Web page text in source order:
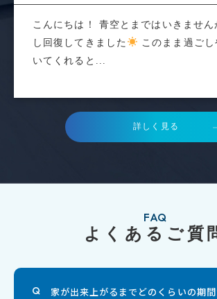
こんにちは！ 青空とまではいきませ
し回復してきました
このまま過ご
いてくれると...
詳しく見る
FAQ
よくあるご質
家が出来上がるまでどのくらいの期